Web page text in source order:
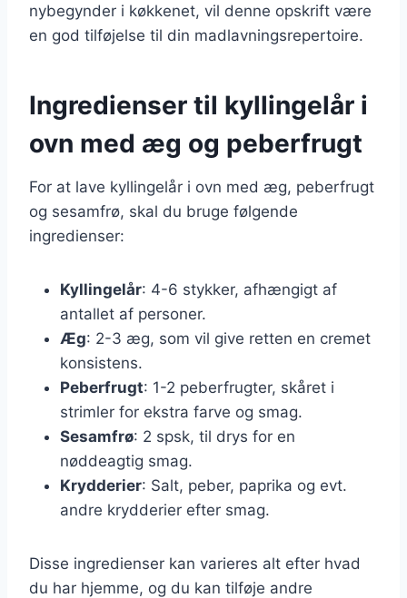
nybegynder i køkkenet, vil denne opskrift være
en god tilføjelse til din madlavningsrepertoire.
Ingredienser til kyllingelår i
ovn med æg og peberfrugt
For at lave kyllingelår i ovn med æg, peberfrugt
og sesamfrø, skal du bruge følgende
ingredienser:
Kyllingelår: 4-6 stykker, afhængigt af
antallet af personer.
Æg: 2-3 æg, som vil give retten en cremet
konsistens.
Peberfrugt: 1-2 peberfrugter, skåret i
strimler for ekstra farve og smag.
Sesamfrø: 2 spsk, til drys for en
nøddeagtig smag.
Krydderier: Salt, peber, paprika og evt.
andre krydderier efter smag.
Disse ingredienser kan varieres alt efter hvad
du har hjemme, og du kan tilføje andre